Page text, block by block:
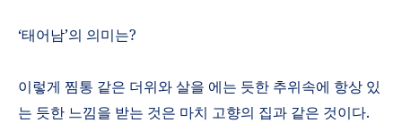
‘태어남’의 의미는?
이렇게 찜통 같은 더위와 살을 에는 듯한 추위속에 항상 있
는 듯한 느낌을 받는 것은 마치 고향의 집과 같은 것이다.